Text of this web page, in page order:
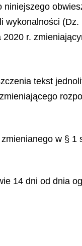
niniejszego
r.
tekst
w §
14 dni od dnia